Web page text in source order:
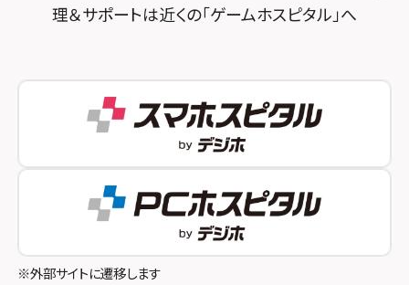
スマホスピタル秋葉原
スマホスピタル 自由が丘
スマホスピタルオリナス錦糸町
スマホスピタル テルル成増
スマホスピタル池袋
スマホスピタル八王子
スマホスピタル神戸三宮
スマホスピタル by デジホ 姫路キャスパ
スマホスピタル伊丹
スマホスピタル奈良生駒
スマホスピタル和歌山
理＆サポートは近くの「ゲームホスピタル」へ
※外部サイトに遷移します